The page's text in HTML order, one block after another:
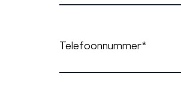
Telefoonnummer*